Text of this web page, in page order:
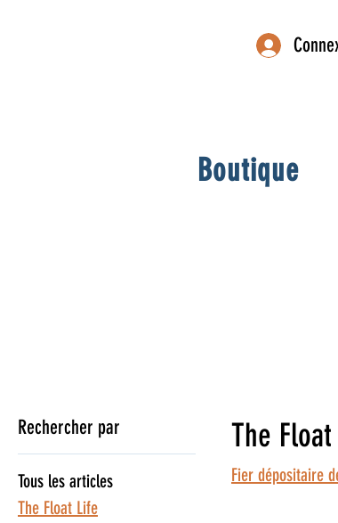
Boutique
Rechercher par
Tous les articles
The Float Life
The
Fier dépositaire